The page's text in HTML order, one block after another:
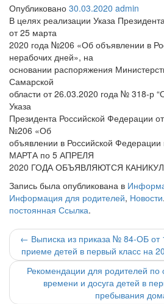
Опубликовано 30.03.2020 admin
В целях реализации Указа
от 25 марта
2020 года №206 «Об объявлении в
нерабочих дней», на
основании распоряжения
Самарской
области от 26.03.2020 года № 318-р
Указа
Президента Российской Федерации
№206 «Об
объявлении в Российской
МАРТА по 5 АПРЕЛЯ
2020 ГОДА ОБЪЯВЛЯЮТСЯ
Запись была опубликована в
Информация для родителей, Новости
постоянная Ссылка.
Навигация
по
записи
← Выписка из приказа № 84-ОБ от
приеме детей в первый класс на
Рекомендации для родителей по
времени и досуга детей в
пребывания